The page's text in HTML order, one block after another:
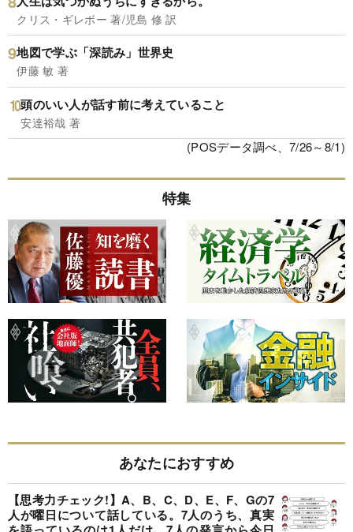
クリス・ギレボー 著/児島 修 訳
地図で学ぶ「深読み」世界史
伊藤 敏 著
頭のいい人が話す前に考えていること
安達裕哉 著
(POSデータ調べ、7/26～8/1)
特集
あなたにおすすめ
【思考力チェック!】A、B、C、D、E、F、Gの7
人が曜日について話している。7人のうち、真実